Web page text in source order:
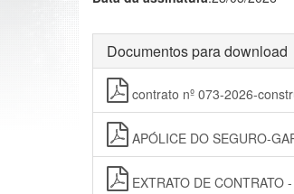
Documentos para download
contrato nº 073-2026-
APÓLICE DO SEGURO-
EXTRATO DE CONTRATO